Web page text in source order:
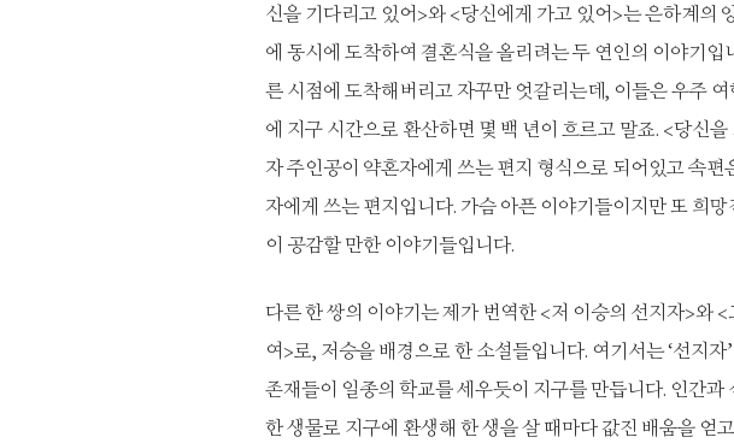
신을 기다리고 있어>와 <당신에게 가고 있어>는 은하계의
에 동시에 도착하여 결혼식을 올리려는 두 연인의 이야기입
른 시점에 도착해버리고 자꾸만 엇갈리는데, 이들은 우주
에 지구 시간으로 환산하면 몇 백 년이 흐르고 말죠. <당신
자 주인공이 약혼자에게 쓰는 편지 형식으로 되어있고 속편
자에게 쓰는 편지입니다. 가슴 아픈 이야기들이지만 또 희
이 공감할 만한 이야기들입니다.
다른 한 쌍의 이야기는 제가 번역한 <저 이승의 선지자>와
여>로, 저승을 배경으로 한 소설들입니다. 여기서는 ‘선지자
존재들이 일종의 학교를 세우듯이 지구를 만듭니다. 인간과
한 생물로 지구에 환생해 한 생을 살 때마다 값진 배움을 얻